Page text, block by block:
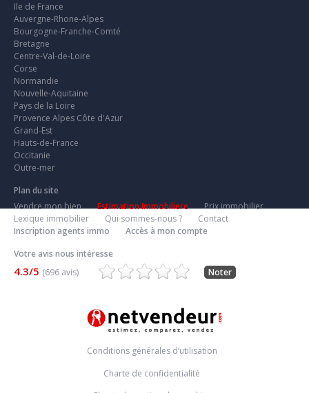
Ile de France
Auvergne-Rhone-Alpes
Bourgogne-Franche-Comté
Bretagne
Centre-Val-de-Loire
Corse
Normandie
Nouvelle-Aquitaine
Pays de la Loire
Provence Alpes Côte d'Azur
Grand-Est
Hauts-de-France
Occitanie
Outre-mer
Plan du site
Vendre mon bien
Estimation Immobiliere
Prix immobilier
Lexique immobilier
Qui sommes-nous ?
Contact
Inscription agents immo
Accès à mon compte
Votre avis nous intéresse
4.3/5 (696 avis) Noter
Conditions générales d’utilisation
Charte de confidentialité